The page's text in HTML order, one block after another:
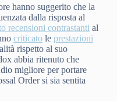
hanno suggerito che la
dalla risposta al
recensioni contrastanti al
criticatole prestazioni
rispetto al suo
abbia ritenuto che
migliore per portare
Order si sia sentita